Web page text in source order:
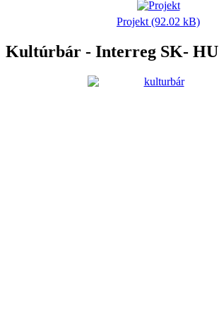
Projekt (92.02 kB)
Kultúrbár - Interreg SK- HU